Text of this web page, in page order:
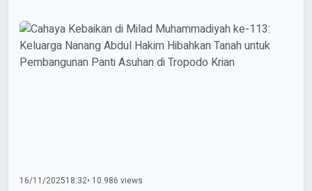
16/11/202518:32• 10.986 views